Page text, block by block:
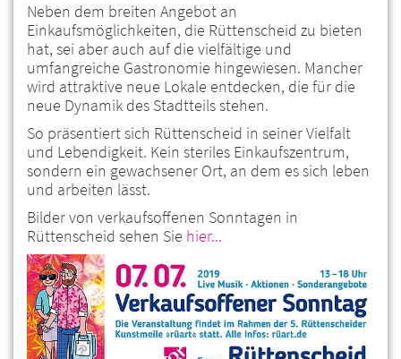
Neben dem breiten Angebot an
Einkaufsmöglichkeiten, die Rüttenscheid zu bieten
hat, sei aber auch auf die vielfältige und
umfangreiche Gastronomie hingewiesen. Mancher
wird attraktive neue Lokale entdecken, die für die
neue Dynamik des Stadtteils stehen.
So präsentiert sich Rüttenscheid in seiner Vielfalt
und Lebendigkeit. Kein steriles Einkaufszentrum,
sondern ein gewachsener Ort, an dem es sich leben
und arbeiten lässt.
Bilder von verkaufsoffenen Sonntagen in
Rüttenscheid sehen Sie hier...